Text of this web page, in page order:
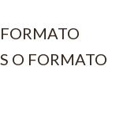
O FORMATO